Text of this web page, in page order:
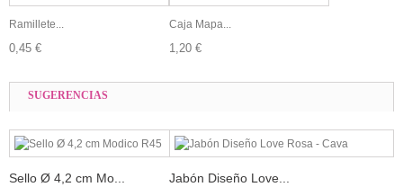
Ramillete...
0,45 €
Caja Mapa...
1,20 €
SUGERENCIAS
Sello Ø 4,2 cm Mo... Jabón Diseño Love...